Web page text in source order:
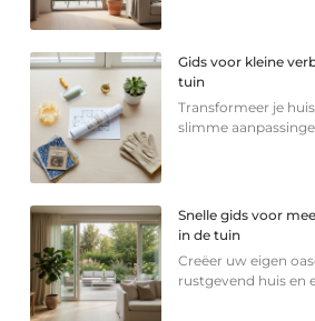
Gids voor kleine
tuin
Transformeer je
slimme
Snelle gids voor
in de tuin
Creëer uw eigen
rustgevend huis en